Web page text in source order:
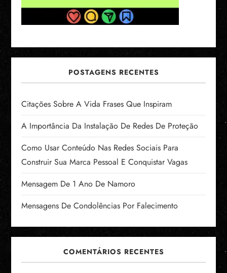
POSTAGENS RECENTES
Citações Sobre A Vida Frases Que Inspiram
A Importância Da Instalação De Redes De Proteção
Como Usar Conteúdo Nas Redes Sociais Para
Construir Sua Marca Pessoal E Conquistar Vagas
Mensagem De 1 Ano De Namoro
Mensagens De Condolências Por Falecimento
COMENTÁRIOS RECENTES